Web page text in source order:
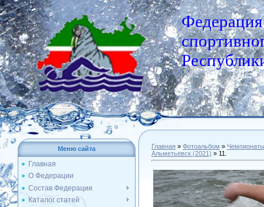
Федерация
Меню сайта
Главная
О Федерации
Состав Федерации
Каталог статей
Главная » Фотоальбом » Чемпионаты
Альметьевск (2021) » 11.